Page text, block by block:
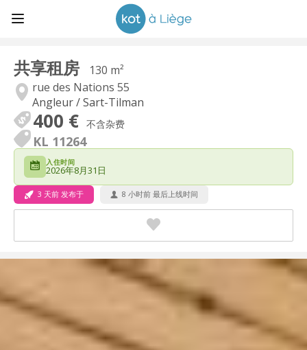
共享租房
130 m²
rue des Nations 55
Angleur / Sart-Tilman
400 € 不含杂费
KL 11264
入住时间
2026年8月31日
3 天前 发布于 8 小时前 最后上线时间